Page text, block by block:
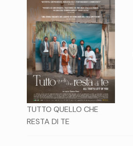
TUTTO QUELLO CHE
RESTA DI TE